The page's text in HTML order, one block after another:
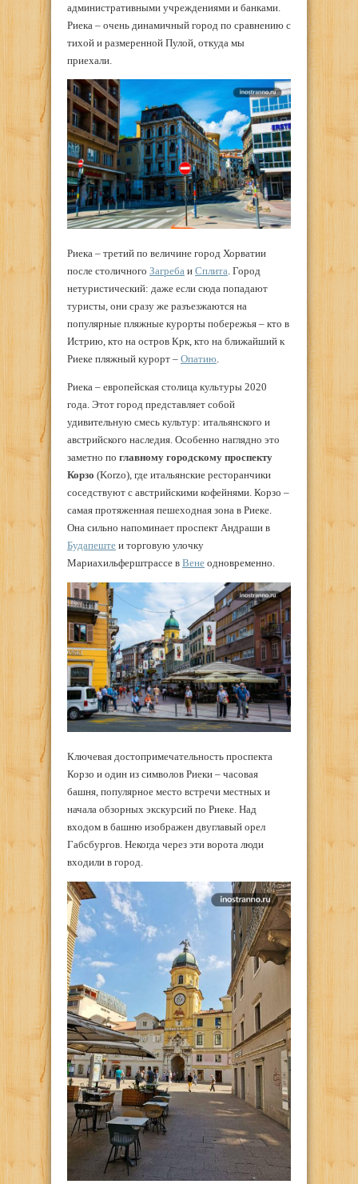
административными учреждениями и банками.
Риека – очень динамичный город по сравнению с
тихой и размеренной Пулой, откуда мы
приехали.
Риека – третий по величине город Хорватии
после столичного Загреба и Сплита. Город
нетуристический: даже если сюда попадают
туристы, они сразу же разъезжаются на
популярные пляжные курорты побережья – кто в
Истрию, кто на остров Крк, кто на ближайший к
Риеке пляжный курорт – Опатию.
Риека – европейская столица культуры 2020
года. Этот город представляет собой
удивительную смесь культур: итальянского и
австрийского наследия. Особенно наглядно это
заметно по главному городскому проспекту
Корзо (Korzo), где итальянские ресторанчики
соседствуют с австрийскими кофейнями. Корзо –
самая протяженная пешеходная зона в Риеке.
Она сильно напоминает проспект Андраши в
Будапеште и торговую улочку
Мариахильферштрассе в Вене одновременно.
Ключевая достопримечательность проспекта
Корзо и один из символов Риеки – часовая
башня, популярное место встречи местных и
начала обзорных экскурсий по Риеке. Над
входом в башню изображен двуглавый орел
Габсбургов. Некогда через эти ворота люди
входили в город.